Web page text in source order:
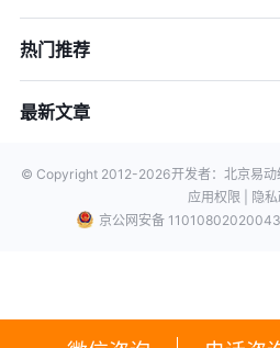
热门推荐
最新文章
© Copyright 2012-2026开发者：北京易动
应用权限 |
隐
京公网安备